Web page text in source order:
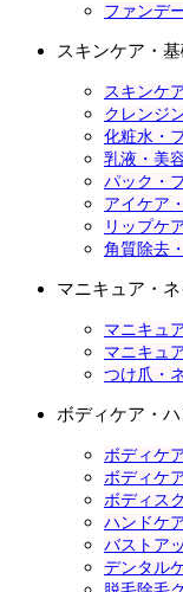
ファンデ
スキンケア・
スキンケ
クレンジ
化粧水・
乳液・美
パック・
アイケア
リップケ
角質除去
マニキュア・
マニキュ
マニキュ
つけ爪・
ボディケア・
ボディケ
ボディケ
ボディス
ハンドケ
バストア
デンタル